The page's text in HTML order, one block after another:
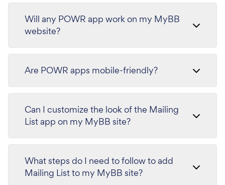
Will any POWR app work on my MyBB
website?
Are POWR apps mobile-friendly?
Can I customize the look of the Mailing
List app on my MyBB site?
What steps do I need to follow to add
Mailing List to my MyBB site?